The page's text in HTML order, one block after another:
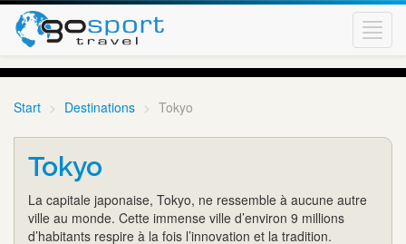
Start Destinations Tokyo
Tokyo
La capitale japonaise, Tokyo, ne ressemble à aucune autre
ville au monde. Cette immense ville d’environ 9 millions
d’habitants respire à la fois l’innovation et la tradition.